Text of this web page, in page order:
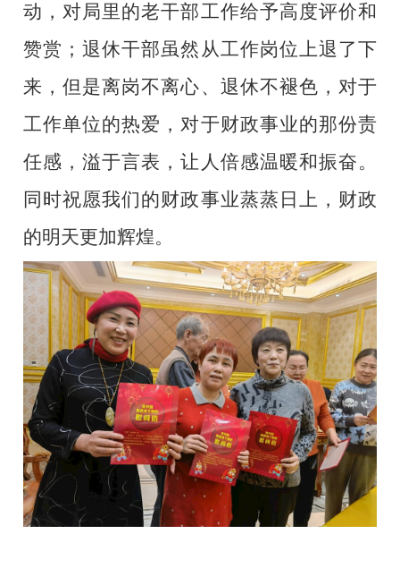
动，对局里的老干部工作给予高度评价和
赞赏 ； 退休干部虽然从工作岗位上退了下
来，但是离岗不离心、退休不褪色，对于
工作单位的热爱，对于财政事业的那份责
任感，溢于言表，让人倍感温暖和振奋。
同时祝愿我们的财政事业蒸蒸日上，财政
的明天更加辉煌。